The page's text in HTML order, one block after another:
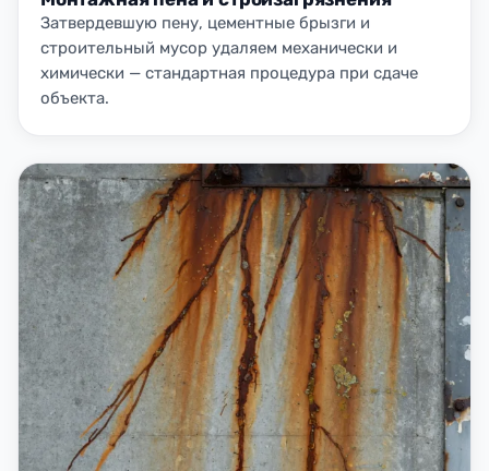
Затвердевшую пену, цементные брызги и
строительный мусор удаляем механически и
химически — стандартная процедура при сдаче
объекта.